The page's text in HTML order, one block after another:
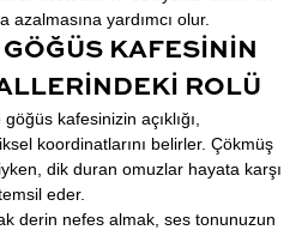
azalmasına yardımcı olur.
KAFESININ
ROLÜ
kafesinizin açıklığı,
koordinatlarını belirler. Çökmüş
dik duran omuzlar hayata karşı
eder.
derin nefes almak, ses tonunuzun